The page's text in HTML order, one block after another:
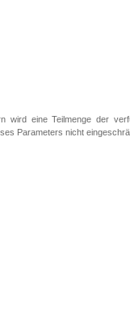
wird eine Teilmenge der
Parameters nicht